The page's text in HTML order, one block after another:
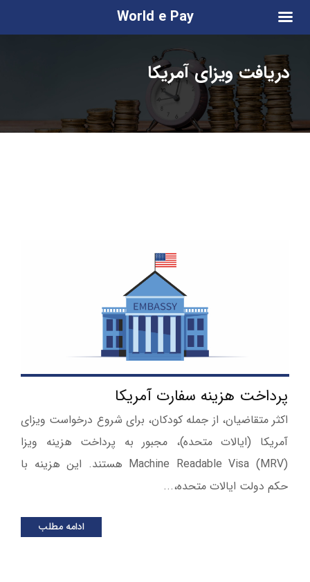
دریافت ویزای آمریکا
پرداخت هزینه سفارت آمریکا
اکثر متقاضیان، از جمله کودکان، برای شروع درخواست ویزای
آمریکا (ایالات متحده)، مجبور به پرداخت هزینه ویزا
Machine Readable Visa (MRV) هستند. این هزینه با
حکم دولت ایالات متحده،...
ادامه مطلب
World e Pay